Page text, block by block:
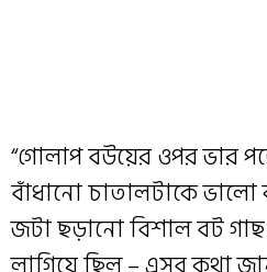
“গোলাপ ব‌উয়ের ওপর ভার
বাঁধানো চাতালটাকে ভালো
জটা ছড়ানো বিশাল বট